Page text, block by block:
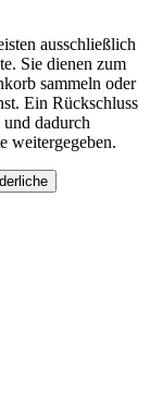
ausschließlich
Sie dienen zum
sammeln oder
Ein Rückschluss
dadurch
weitergegeben.